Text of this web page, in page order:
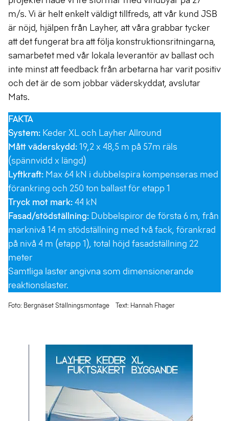
m/s. Vi är helt enkelt väldigt tillfreds, att vår kund JSB
är nöjd, hjälpen från Layher, att våra grabbar tycker
att det fungerat bra att följa konstruktionsritningarna,
samarbetet med vår lokala leverantör av ballast och
inte minst att feedback från arbetarna har varit positiv
och det är de som jobbar väderskyddat, avslutar
Mats.
FAKTA
System: Keder XL och Layher Allround
Mått väderskydd:19,2 x 48,5 m på 57m räls
(spännvidd x längd)
Lyftkraft: Max 64 kN i dubbelspira kompenseras med
förankring och 250 ton ballast för etapp 1
Tryck mot mark:44 kN
Fasad/stödställning: Dubbelspiror de första 6 m, från
marknivå 14 m stödställning med två fack, förankrad
på nivå 4 m (etapp 1), total höjd fasadställning 22
meter
Samtliga laster angivna som dimensionerande
reaktionslaster.
Foto: Bergnäset Ställningsmontage Text: Hannah Fhager